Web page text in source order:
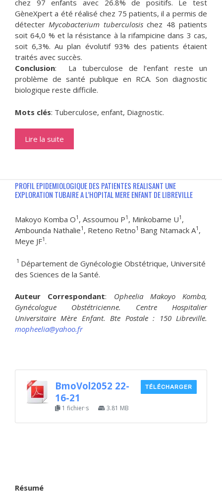
chez 97 enfants avec 26.8% de positifs. Le test
GèneXpert a été réalisé chez 75 patients, il a permis de
détecterMycobacterium tuberculosischez 48 patients
soit 64,0 % et la résistance à la rifampicine dans 3 cas,
soit 6,3%. Au plan évolutif 93% des patients étaient
traités avec succès.
Conclusion: La tuberculose de l’enfant reste un
problème de santé publique en RCA. Son diagnostic
biologique reste difficile.
Mots clés: Tuberculose, enfant, Diagnostic.
Lire la suite
PROFIL EPIDEMIOLOGIQUE DES PATIENTES REALISANT UNE
EXPLORATION TUBAIRE A L’HOPITAL MERE ENFANT DE LIBREVILLE
Makoyo Komba O1 , Assoumou P1 , Minkobame U1 ,
Ambounda Nathalie1 , Reteno Retno1 Bang Ntamack A1 ,
Meye JF1.
1 Département de Gynécologie Obstétrique, Université
des Sciences de la Santé.
Auteur Correspondant: Opheelia Makoyo Komba,
Gynécologue Obstétricienne. Centre Hospitalier
Universitaire Mère Enfant. Bte Postale : 150 Libreville.
mopheelia@yahoo.fr
BmoVol2052 22-
16-21
1 fichier·s 3.81 MB
TÉLÉCHARGER
Résumé